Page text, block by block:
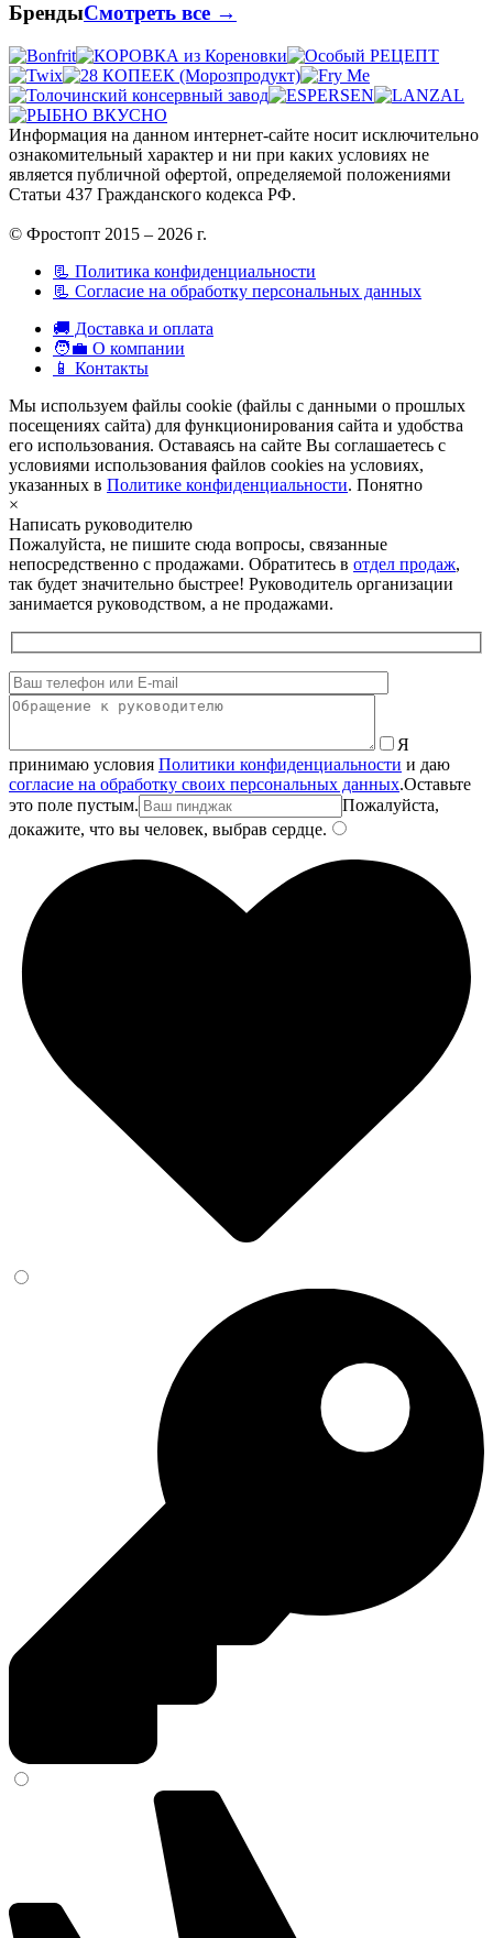
БрендыСмотреть все →
Информация на данном интернет-сайте носит исключительно
ознакомительный характер и ни при каких условиях не
является публичной офертой, определяемой положениями
Статьи 437 Гражданского кодекса РФ.
© Фростопт 2015 – 2026 г.
📃 Политика конфиденциальности
📃 Согласие на обработку персональных данных
🚚 Доставка и оплата
🧑‍💼 О компании
📱 Контакты
Мы используем файлы cookie (файлы с данными о прошлых
посещениях сайта) для функционирования сайта и удобства
его использования. Оставаясь на сайте Вы соглашаетесь с
условиями использования файлов cookies на условиях,
указанных в Политике конфиденциальности. Понятно
×
Написать руководителю
Пожалуйста, не пишите сюда вопросы, связанные
непосредственно с продажами. Обратитесь в отдел продаж,
так будет значительно быстрее! Руководитель организации
занимается руководством, а не продажами.
Я
принимаю условия Политики конфиденциальности и даю
согласие на обработку своих персональных данных.Оставьте
это поле пустым.
Пожалуйста,
докажите, что вы человек, выбрав сердце.